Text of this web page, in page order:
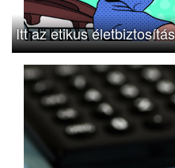
Itt az etikus